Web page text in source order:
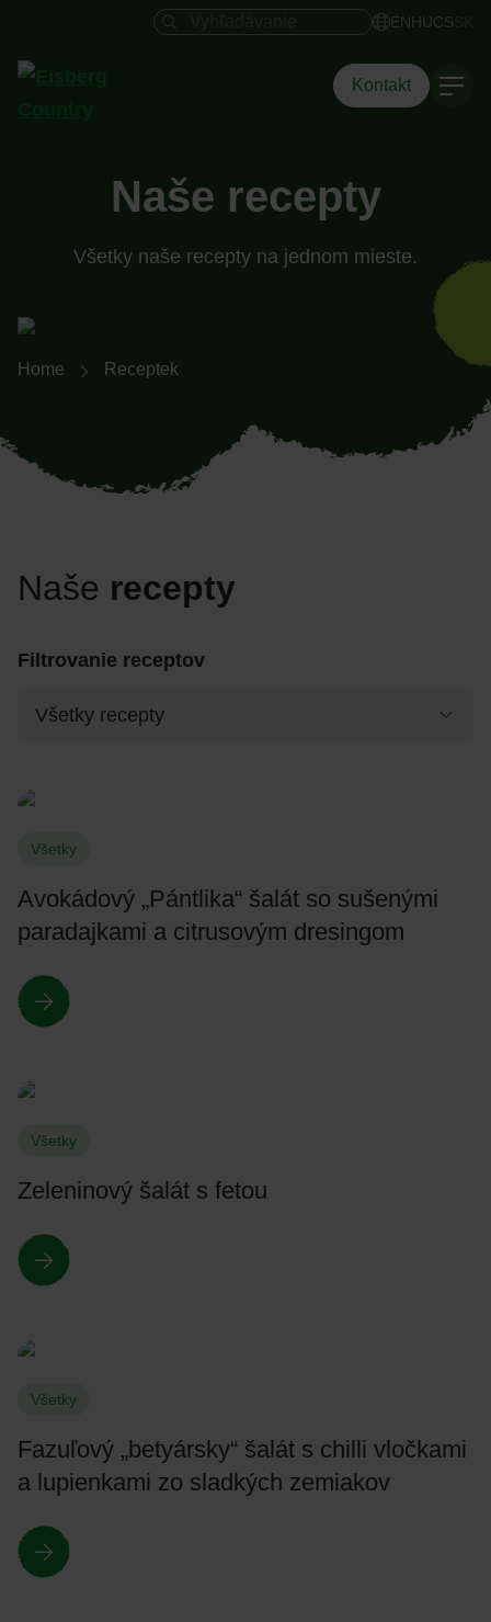
Vyhľadávacie pole ENHUCS
Kontakt
Naše recepty
Všetky naše recepty na jednom mieste.
Breadcrumb-Navigation
Home Receptek
Naše recepty
Filtrovanie receptov
Všetky
Avokádový „Pántlika“ šalát so sušenými
paradajkami a citrusovým dresingom
Všetky
Zeleninový šalát s fetou
Všetky
Fazuľový „betyársky“ šalát s chilli vločkami
a lupienkami zo sladkých zemiakov